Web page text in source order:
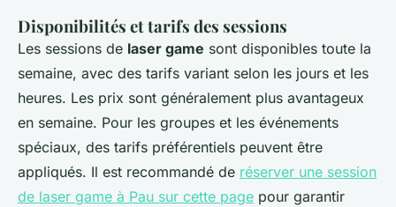
Disponibilités et tarifs des sessions
Les sessions de laser game sont disponibles toute la
semaine, avec des tarifs variant selon les jours et les
heures. Les prix sont généralement plus avantageux
en semaine. Pour les groupes et les événements
spéciaux, des tarifs préférentiels peuvent être
appliqués. Il est recommandé de réserver une session
de laser game à Pau sur cette page pour garantir